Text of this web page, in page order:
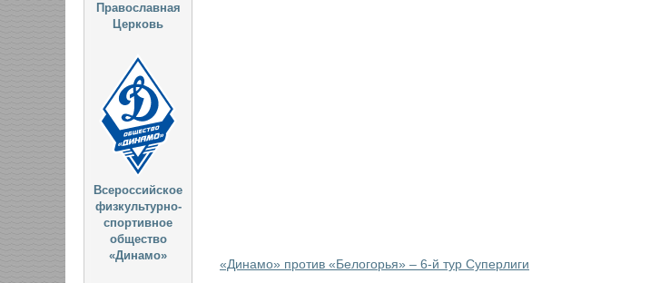
«Динамо» против «Белогорья» – 6-й тур Суперлиги
Православная
Церковь
Всероссийское
физкультурно-
спортивное
общество
«Динамо»